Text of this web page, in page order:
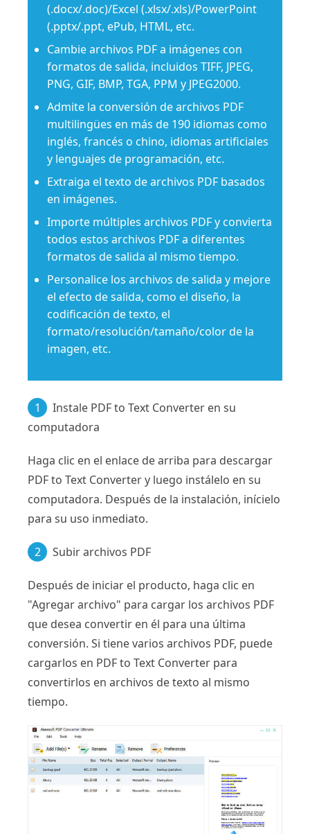
(.docx/.doc)/Excel (.xlsx/.xls)/PowerPoint
(.pptx/.ppt, ePub, HTML, etc.
Cambie archivos PDF a imágenes con
formatos de salida, incluidos TIFF, JPEG,
PNG, GIF, BMP, TGA, PPM y JPEG2000.
Admite la conversión de archivos PDF
multilingües en más de 190 idiomas como
inglés, francés o chino, idiomas artificiales
y lenguajes de programación, etc.
Extraiga el texto de archivos PDF basados ​​
en imágenes.
Importe múltiples archivos PDF y convierta
todos estos archivos PDF a diferentes
formatos de salida al mismo tiempo.
Personalice los archivos de salida y mejore
el efecto de salida, como el diseño, la
codificación de texto, el
formato/resolución/tamaño/color de la
imagen, etc.
1
Instale PDF to Text Converter en su
computadora
Haga clic en el enlace de arriba para descargar
PDF to Text Converter y luego instálelo en su
computadora. Después de la instalación, inícielo
para su uso inmediato.
2 Subir archivos PDF
Después de iniciar el producto, haga clic en
"Agregar archivo" para cargar los archivos PDF
que desea convertir en él para una última
conversión. Si tiene varios archivos PDF, puede
cargarlos en PDF to Text Converter para
convertirlos en archivos de texto al mismo
tiempo.